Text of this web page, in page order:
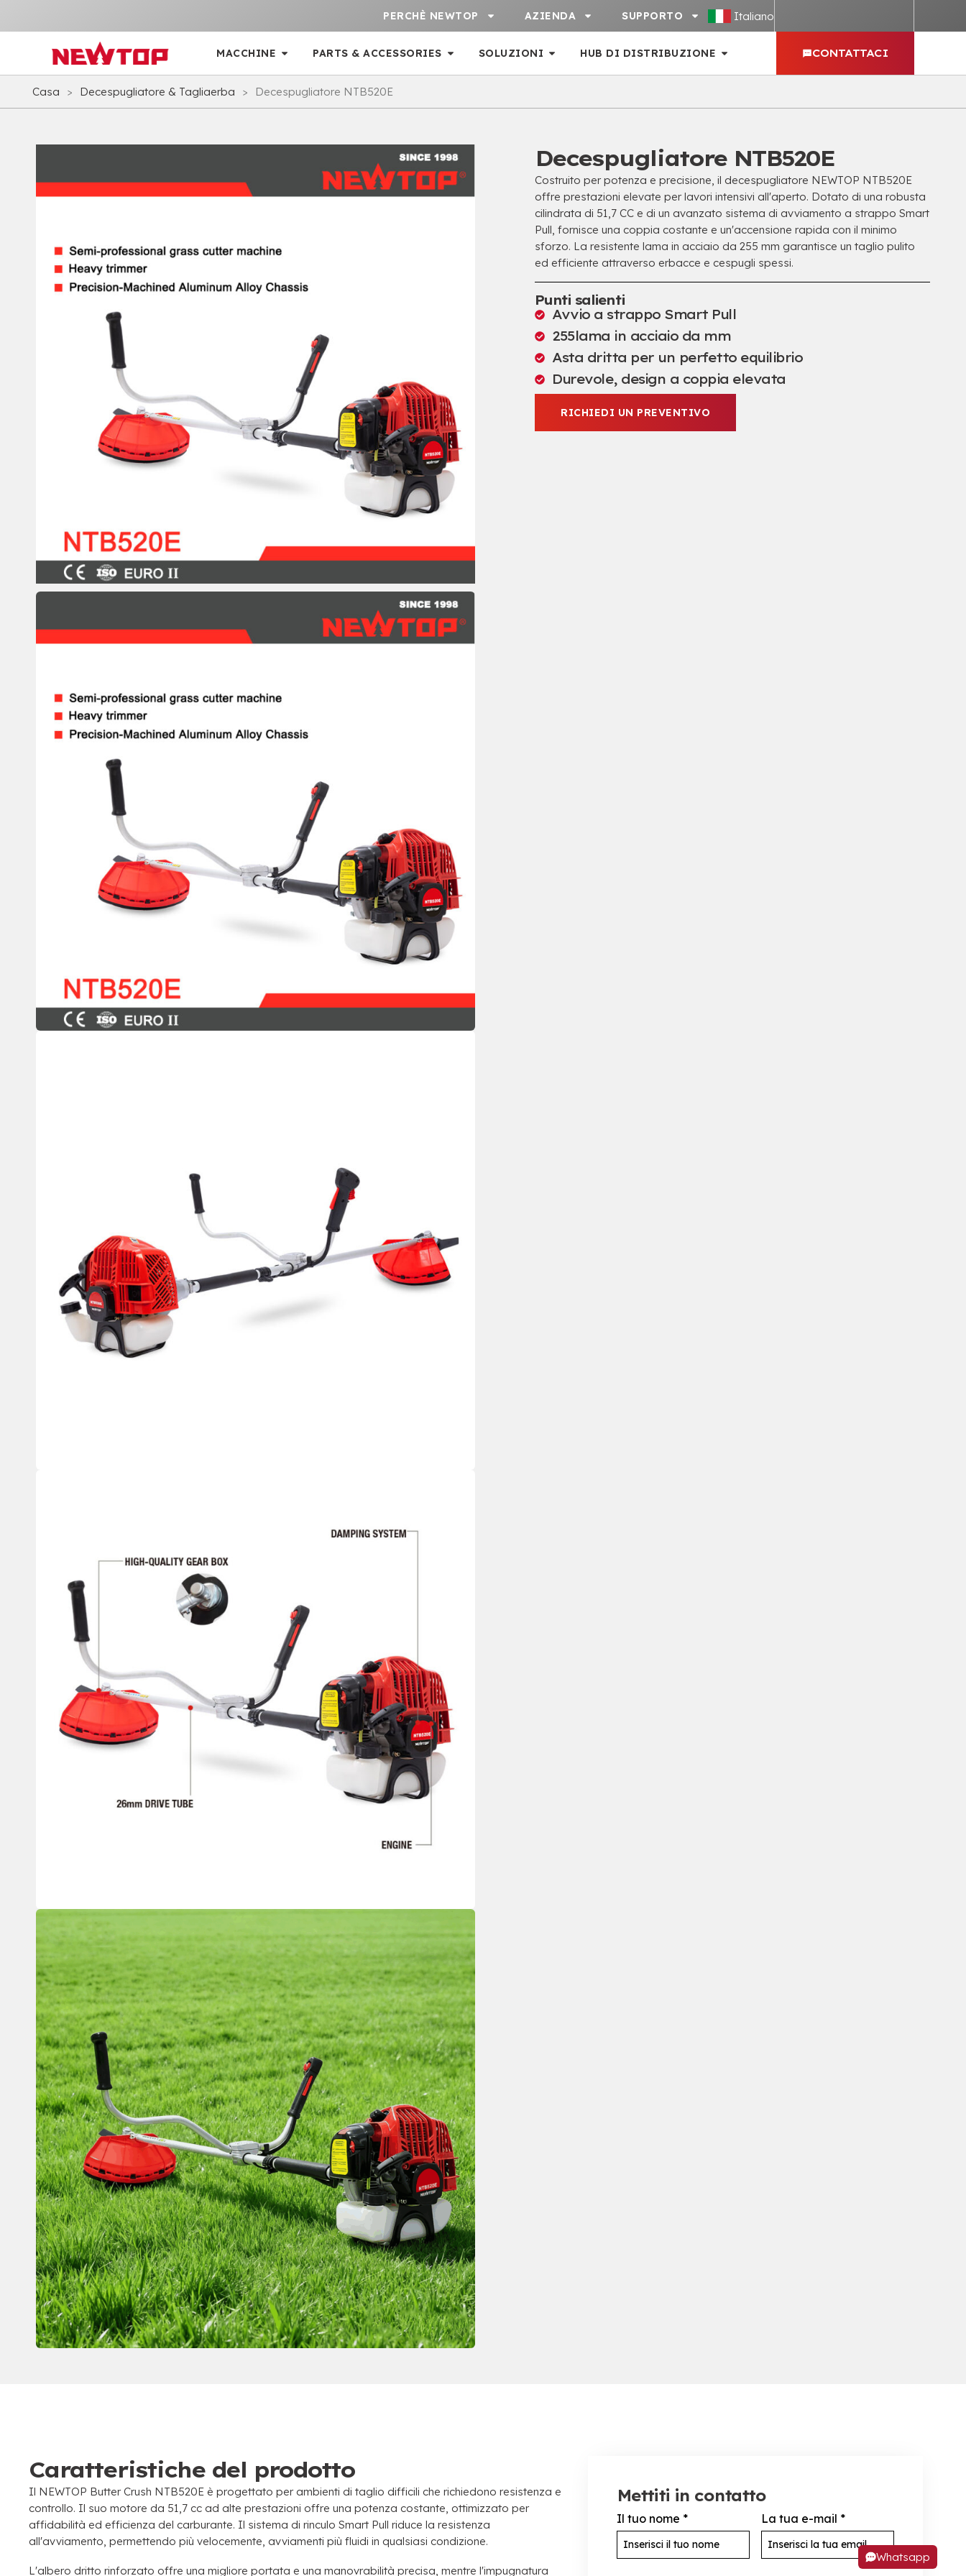
PERCHÈ NEWTOP AZIENDA SUPPORTO Italiano
MACCHINE PARTS & ACCESSORIES SOLUZIONI HUB DI DISTRIBUZIONE CONTATTACI
Casa > Decespugliatore & Tagliaerba > Decespugliatore NTB520E
Decespugliatore NTB520E
Costruito per potenza e precisione, il decespugliatore NEWTOP NTB520E
offre prestazioni elevate per lavori intensivi all'aperto. Dotato di una robusta
cilindrata di 51,7 CC e di un avanzato sistema di avviamento a strappo Smart
Pull, fornisce una coppia costante e un'accensione rapida con il minimo
sforzo. La resistente lama in acciaio da 255 mm garantisce un taglio pulito
ed efficiente attraverso erbacce e cespugli spessi.
Punti salienti
Avvio a strappo Smart Pull
255lama in acciaio da mm
Asta dritta per un perfetto equilibrio
Durevole, design a coppia elevata
RICHIEDI UN PREVENTIVO
Caratteristiche del prodotto
Il NEWTOP Butter Crush NTB520E è progettato per ambienti di taglio difficili che richiedono resistenza e
controllo. Il suo motore da 51,7 cc ad alte prestazioni offre una potenza costante, ottimizzato per
affidabilità ed efficienza del carburante. Il sistema di rinculo Smart Pull riduce la resistenza
all'avviamento, permettendo più velocemente, avviamenti più fluidi in qualsiasi condizione.
L'albero dritto rinforzato offre una migliore portata e una manovrabilità precisa, mentre l'impugnatura
Mettiti in contatto
Il tuo nome * La tua e-mail *
Whatsapp